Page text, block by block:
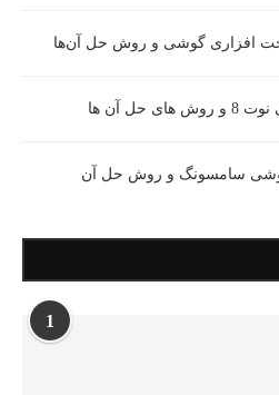
افزاری گوشی و روش حل آن‌ها
حل آن ها
سامسونگ و روش حل آن
1